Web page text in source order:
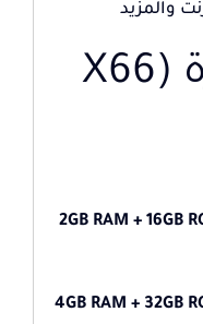
والمزيد
خيارات الذاكرة (X66
2GB RAM + 16GB
4GB RAM + 32GB